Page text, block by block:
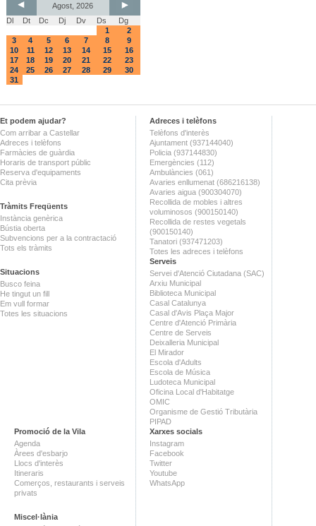
Agost, 2026
Dl
Dt Dc Dj Dv Ds
Dg
1
2
3
4 5 6 7 8
9
10
11 12 13 14 15
16
17
18 19 20 21 22
23
24
25 26 27 28 29
30
31
Et podem ajudar?
Com arribar a Castellar
Adreces i telèfons
Farmàcies de guàrdia
Horaris de transport públic
Reserva d'equipaments
Cita prèvia
Tràmits Freqüents
Instància genèrica
Bústia oberta
Subvencions per a la contractació
Tots els tràmits
Situacions
Busco feina
He tingut un fill
Em vull formar
Totes les situacions
Adreces i telèfons
Telèfons d'interès
Ajuntament (937144040)
Policia (937144830)
Emergències (112)
Ambulàncies (061)
Avaries enllumenat (686216138)
Avaries aigua (900304070)
Recollida de mobles i altres
voluminosos (900150140)
Recollida de restes vegetals
(900150140)
Tanatori (937471203)
Totes les adreces i telèfons
Serveis
Servei d'Atenció Ciutadana (SAC)
Arxiu Municipal
Biblioteca Municipal
Casal Catalunya
Casal d'Avis Plaça Major
Centre d'Atenció Primària
Centre de Serveis
Deixalleria Municipal
El Mirador
Escola d'Adults
Escola de Música
Ludoteca Municipal
Oficina Local d'Habitatge
OMIC
Organisme de Gestió Tributària
PIPAD
Promoció de la Vila
Agenda
Àrees d'esbarjo
Llocs d'interès
Itineraris
Comerços, restaurants i serveis
privats
Miscel·lània
Xarxes socials
Instagram
Facebook
Twitter
Youtube
WhatsApp